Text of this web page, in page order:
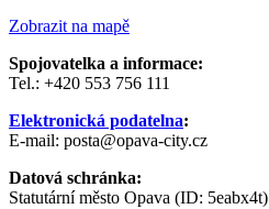
Zobrazit na mapě
Spojovatelka a informace:
Tel.: +420 553 756 111
Elektronická podatelna:
E-mail: posta@opava-city.cz
Datová schránka:
Statutární město Opava (ID: 5eabx4t)